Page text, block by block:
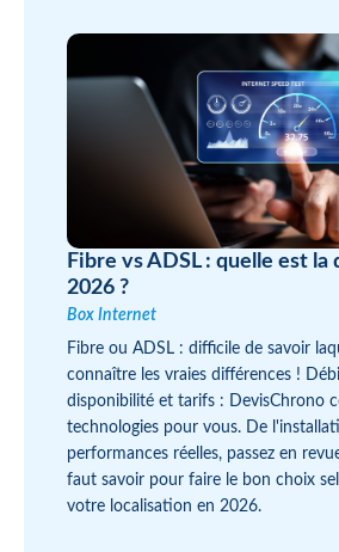
Fibre vs ADSL : quelle est
2026 ?
Box Internet
Fibre ou ADSL : difficile de savoir
connaître les vraies différences !
disponibilité et tarifs : DevisChrono
technologies pour vous. De
performances réelles, passez en
faut savoir pour faire le bon choix
votre localisation en 2026.